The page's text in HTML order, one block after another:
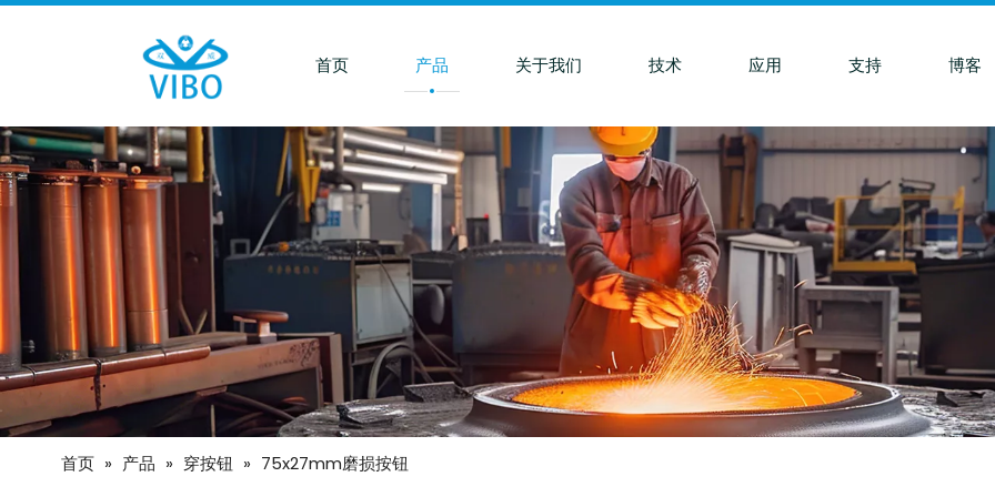
首页 产品 关于我们 技术 应用 支持 博客
首页 » 产品 » 穿按钮 » 75x27mm磨损按钮